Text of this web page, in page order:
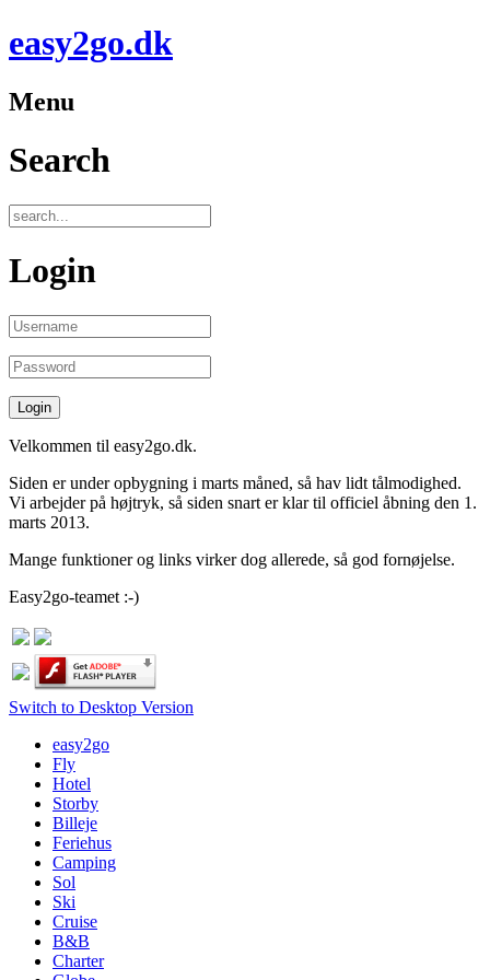
easy2go.dk
Menu
Search
Login
Velkommen til easy2go.dk.
Siden er under opbygning i marts måned, så hav lidt tålmodighed.
Vi arbejder på højtryk, så siden snart er klar til officiel åbning den 1.
marts 2013.
Mange funktioner og links virker dog allerede, så god fornøjelse.
Easy2go-teamet :-)
Switch to Desktop Version
easy2go
Fly
Hotel
Storby
Billeje
Feriehus
Camping
Sol
Ski
Cruise
B&B
Charter